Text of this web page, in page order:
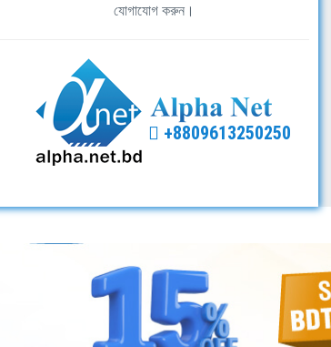
যোগাযোগ করুন।
+8809613250250